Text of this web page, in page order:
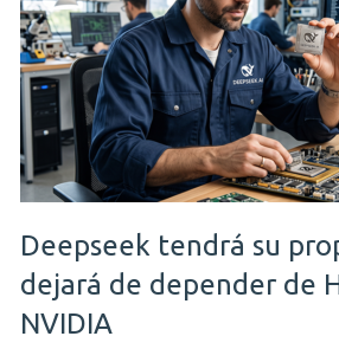
Deepseek tendrá su
dejará de depender de
NVIDIA